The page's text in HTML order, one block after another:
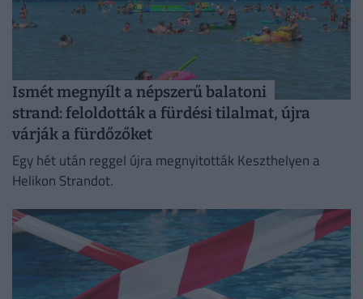
Ismét megnyílt a népszerű balatoni
strand: feloldották a fürdési tilalmat, újra
várják a fürdőzőket
Egy hét után reggel újra megnyitották Keszthelyen a
Helikon Strandot.